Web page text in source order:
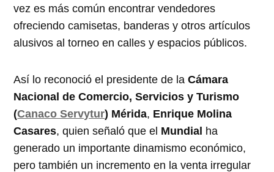
vez es más común encontrar vendedores
ofreciendo camisetas, banderas y otros artículos
alusivos al torneo en calles y espacios públicos.
Así lo reconoció el presidente de laCámara
Nacional de Comercio, Servicios y Turismo
(Canaco Servytur) Mérida, Enrique Molina
Casares, quien señaló que el Mundial ha
generado un importante dinamismo económico,
pero también un incremento en la venta irregular